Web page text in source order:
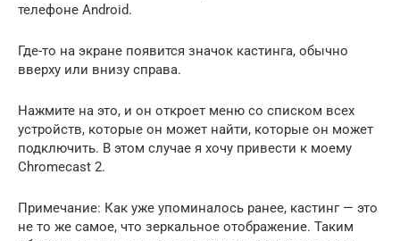
телефоне Android.
Где-то на экране появится значок кастинга, обычно
вверху или внизу справа.
Нажмите на это, и он откроет меню со списком всех
устройств, которые он может найти, которые он может
подключить. В этом случае я хочу привести к моему
Chromecast 2.
Примечание: Как уже упоминалось ранее, кастинг — это
не то же самое, что зеркальное отображение. Таким